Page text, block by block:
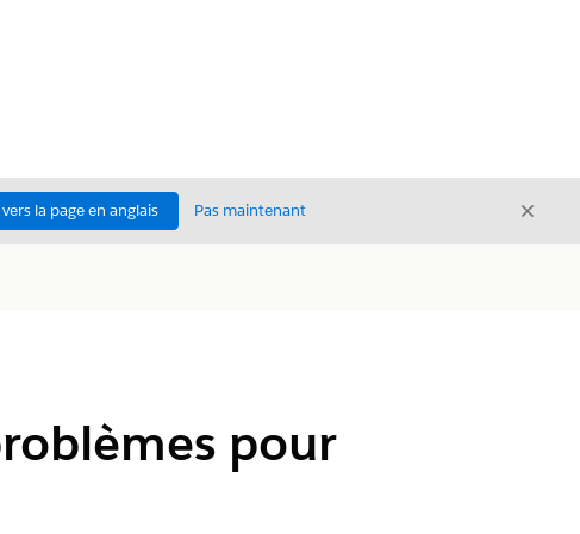
la page en anglais Pas maintenant Fermer
pour